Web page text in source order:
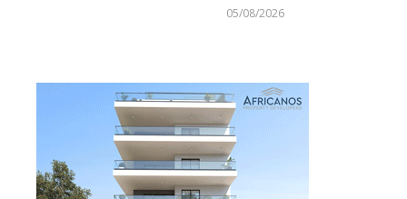
05/08/2026